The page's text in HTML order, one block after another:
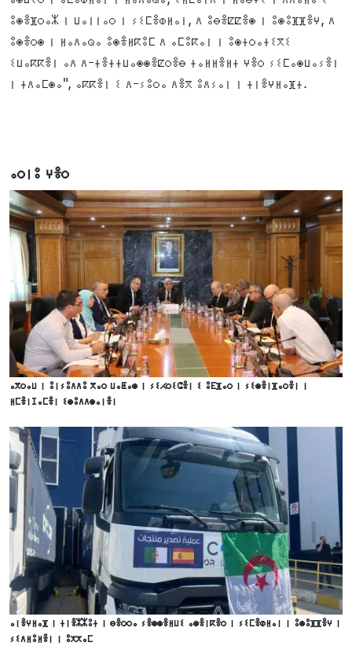
ⵓⵙⴻⴼⵔⴰⵣ ⵏ ⵡⴰⵏⵏⴰⵔ ⵏ ⵢⵉⵎⴻⵀⵍⴰⵏ, ⴷ ⵓⴱⴻⵇⵇⴻⵙ ⵏ ⵓⵙⵓⴼⴼⴻⵖ, ⴷ
ⵓⵙⴻⵔⵙ ⵏ ⵍⴰⴷⴰⵕⴰ ⵓⵙⴻⵍⴽⵓⵎ ⴷ ⴰⵎⵓⴽⴰⵏ ⵏ ⵓⵙⵜⵔⴰⵜⵉⴳⵉ
ⵉⵡⴰⴽⴽⴻⵏ ⴰⴷ ⴷ-ⵜⴻⵜⵜⵡⴰⵙⵙⴻⵇⵔⴻⴱ ⵜⴰⵍⵍⴻⵍⵜ ⵖⴻⵔ ⵢⵉⵎⴰⵙⵡⴰⵢⴻⵏ
ⵏ ⵜⴷⴰⵎⵙⴰ", ⴰⴽⴽⴻⵏ ⵉ ⴷ-ⵢⵓⵔⴰ ⴷⴻⴳ ⵓⴷⵢⴰⵏ ⵏ ⵜⵏⴻⵖⵍⴰⴼⵜ.
ⴰⵔⵏⵓ ⵖⴻⵔ
ⴰⴳⵔⴰⵡ ⵏ ⵓⵏⵢⵓⴷⴷⵓ ⴳⴰⵔ ⵡⴰⵟⴰⵙ ⵏ ⵢⵉⵃⵔⵉⵛⴻⵏ ⵉ ⵓⴹⴼⴰⵔ ⵏ ⵢⵉⵙⴻⵏⴼⴰⵔⴻⵏ ⵏ
ⵍⵎⴻⵏⵊⴰⵎⴻⵏ ⵉⵙⵓⴷⴷⵙⴰⵏⴻⵏ
ⴰⵏⴻⵖⵍⴰⴼ ⵏ ⵜⵏⴻⵣⵣⵓⵜ ⵏ ⴱⴻⵔⵔⴰ ⵢⴻⵙⵙⴻⵍⵡⵉ ⴰⵙⴻⵏⴽⴻⵔ ⵏ ⵢⵉⵎⴻⵀⵍⴰⵏ ⵏ ⵓⵙⵓⴼⴼⴻⵖ ⵏ
ⵢⵉⴷⵍⵓⵍⴻⵏ ⵏ ⵓⵅⵅⴰⵎ